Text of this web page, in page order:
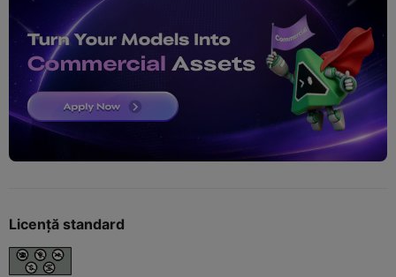
Licență standard